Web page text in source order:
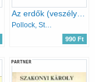
Az erdők (veszélyben a világunk)
Pollock, Steve-Wingham, Peter
990 Ft
PARTNER